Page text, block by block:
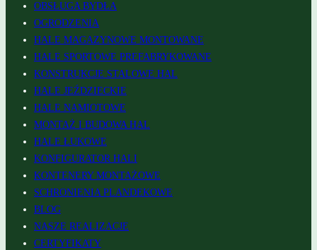
OBSŁUGA BYDŁA
OGRODZENIA
HALE MAGAZYNOWE MONTOWANE
HALE SPORTOWE PREFABRYKOWANE
KONSTRUKCJE STALOWE HAL
HALE JEŹDZIECKIE
HALE NAMIOTOWE
MONTAŻ I BUDOWA HAL
HALE ŁUKOWE
KONFIGURATOR HALI
KONTENERY MONTAŻOWE
SCHRONIENIA PLANDEKOWE
BLOG
NASZE REALIZACJE
CERTYFIKATY